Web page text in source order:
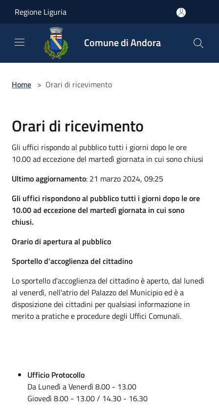
Regione Liguria
Comune di Andora
Home > Orari di ricevimento
Orari di ricevimento
Gli uffici rispondo al pubblico tutti i giorni dopo le ore
10.00 ad eccezione del martedì giornata in cui sono chiusi
Ultimo aggiornamento: 21 marzo 2024, 09:25
Gli uffici rispondono al pubblico tutti i giorni dopo le ore
10.00 ad eccezione del martedì giornata in cui sono
chiusi.
Orario di apertura al pubblico
Sportello d'accoglienza del cittadino
Lo sportello d'accoglienza del cittadino è aperto, dal lunedì
al venerdì, nell'atrio del Palazzo del Municipio ed è a
disposizione dei cittadini per qualsiasi informazione in
merito a pratiche e procedure degli Uffici Comunali.
Ufficio Protocollo
Da Lunedì a Venerdì 8.00 - 13.00
Giovedì 8.00 - 13.00 / 14.30 - 16.30